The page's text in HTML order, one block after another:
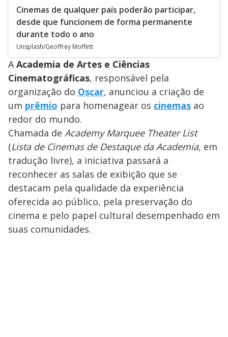
Cinemas de qualquer país poderão participar,
desde que funcionem de forma permanente
durante todo o ano
Unsplash/Geoffrey Moffett
AAcademia de Artes e Ciências
Cinematográficas, responsável pela
organização do Oscar, anunciou a criação de
um prêmio para homenagear os cinemas ao
redor do mundo.
Chamada de Academy Marquee Theater List
(Lista de Cinemas de Destaque da Academia, em
tradução livre), a iniciativa passará a
reconhecer as salas de exibição que se
destacam pela qualidade da experiência
oferecida ao público, pela preservação do
cinema e pelo papel cultural desempenhado em
suas comunidades.